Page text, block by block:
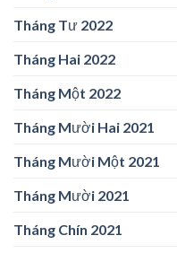
Tháng Tư 2022
Tháng Hai 2022
Tháng Một 2022
Tháng Mười Hai 2021
Tháng Mười Một 2021
Tháng Mười 2021
Tháng Chín 2021